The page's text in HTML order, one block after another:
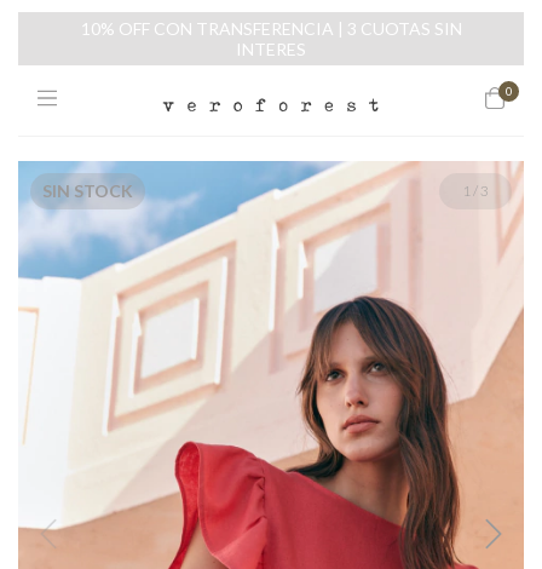
10% OFF CON TRANSFERENCIA | 3 CUOTAS SIN
INTERES
0
SIN STOCK 1 / 3